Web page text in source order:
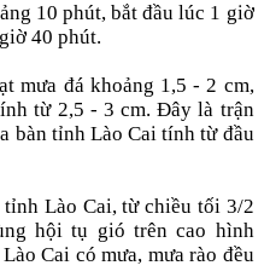
10 phút, bắt đầu lúc 1 giờ
40 phút.
mưa đá khoảng 1,5 - 2 cm,
từ 2,5 - 3 cm. Đây là trận
bàn tỉnh Lào Cai tính từ đầu
Lào Cai, từ chiều tối 3/2
hội tụ gió trên cao hình
Cai có mưa, mưa rào đều